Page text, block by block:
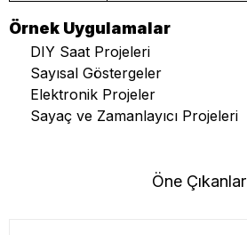
Örnek Uygulamalar
DIY Saat Projeleri
Sayısal Göstergeler
Elektronik Projeler
Sayaç ve Zamanlayıcı Projeleri
Öne Çıkanlar